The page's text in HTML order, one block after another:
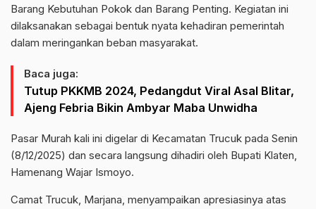
Barang Kebutuhan Pokok dan Barang Penting. Kegiatan ini
dilaksanakan sebagai bentuk nyata kehadiran pemerintah
dalam meringankan beban masyarakat.
Baca juga:
Tutup PKKMB 2024, Pedangdut Viral Asal Blitar,
Ajeng Febria Bikin Ambyar Maba Unwidha
Pasar Murah kali ini digelar di Kecamatan Trucuk pada Senin
(8/12/2025) dan secara langsung dihadiri oleh Bupati Klaten,
Hamenang Wajar Ismoyo.
Camat Trucuk, Marjana, menyampaikan apresiasinya atas